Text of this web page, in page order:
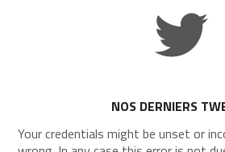
NOS DERNIERS
Your credentials might be unset or